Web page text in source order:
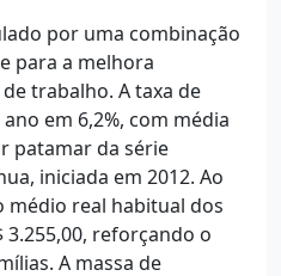
por uma combinação
para a melhora
trabalho. A taxa de
em 6,2%, com média
patamar da série
iniciada em 2012. Ao
médio real habitual dos
reforçando o
A massa de